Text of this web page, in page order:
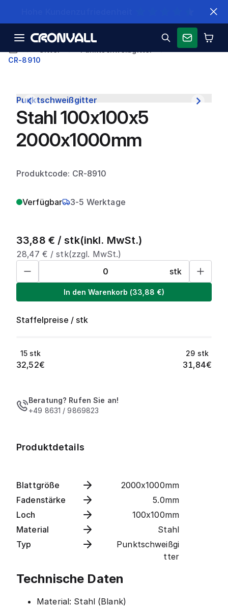
CR-8910
Punktschweißgitter
Stahl 100x100x5
2000x1000mm
Produktcode: CR-8910
Verfügbar 3-5 Werktage
33,88 € / stk(inkl. MwSt.)
28,47 € /stk(zzgl. MwSt.)
stk
In den Warenkorb (33,88 €)
Staffelpreise / stk
15 stk
32,52€
29 stk
31,84€
Beratung? Rufen Sie an!
+49 8631 / 9869823
Produktdetails
Blattgröße
2000x1000mm
Fadenstärke
5.0mm
Loch
100x100mm
Material
Stahl
Typ
Punktschweißgi
tter
Technische Daten
Material: Stahl (Blank)